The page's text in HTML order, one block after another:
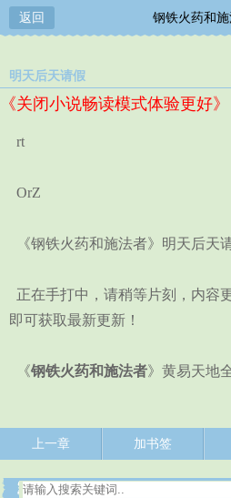
返回 钢铁火药和
明天后天请假
《关闭小说畅读模式体验更好》
rt
OrZ
《钢铁火药和施法者》明天后天
正在手打中，请稍等片刻，内容
即可获取最新更新！
《钢铁火药和施法者》黄易天地
上一章 加书签